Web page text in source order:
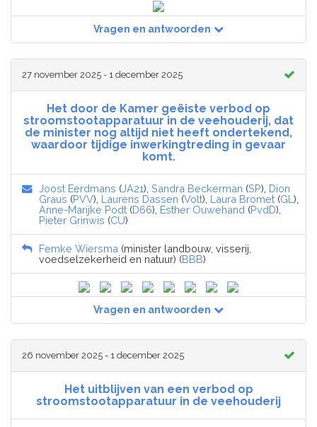
Vragen en antwoorden
27 november 2025 - 1 december 2025
Het door de Kamer geëiste verbod op
stroomstootapparatuur in de veehouderij, dat
de minister nog altijd niet heeft ondertekend,
waardoor tijdige inwerkingtreding in gevaar
komt.
Joost Eerdmans (JA21), Sandra Beckerman (SP), Dion
Graus (PVV), Laurens Dassen (Volt), Laura Bromet (GL ),
Anne-Marijke Podt (D66), Esther Ouwehand (PvdD),
Pieter Grinwis (CU)
Femke Wiersma (minister landbouw, visserij,
voedselzekerheid en natuur) (BBB)
Vragen en antwoorden
26 november 2025 - 1 december 2025
Het uitblijven van een verbod op
stroomstootapparatuur in de veehouderij